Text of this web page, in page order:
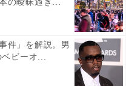
件」を解説。男
ビーオ...